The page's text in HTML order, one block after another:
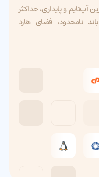
آپ‌تایم و پایداری، حداکثر
نامحدود، فضای هارد